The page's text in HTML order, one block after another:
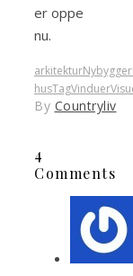
er oppe
nu.
arkitekturNybyggeri
husTagVinduer
By Countryliv
4
Comments